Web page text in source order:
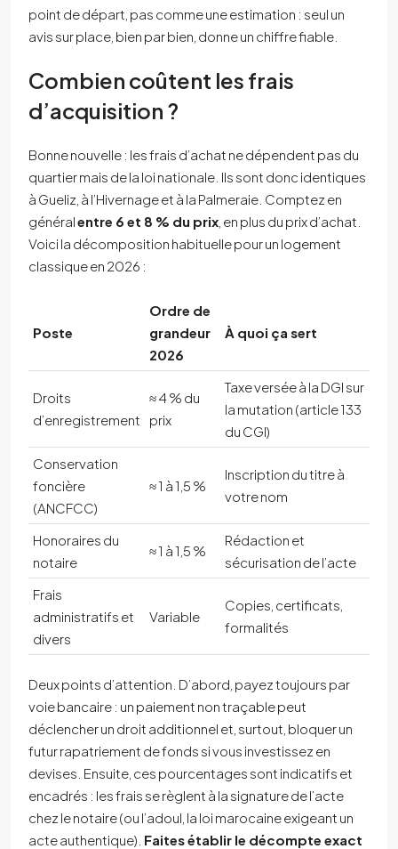
point de départ, pas comme une estimation : seul un
avis sur place, bien par bien, donne un chiffre fiable.
Combien coûtent les frais
d’acquisition ?
Bonne nouvelle : les frais d’achat ne dépendent pas du
quartier mais de la loi nationale. Ils sont donc identiques
à Gueliz, à l’Hivernage et à la Palmeraie. Comptez en
généralentre 6 et 8 % du prix , en plus du prix d’achat.
Voici la décomposition habituelle pour un logement
classique en 2026 :
Poste
Ordre de
grandeur
2026
À quoi ça sert
Droits
d’enregistrement
≈ 4 % du
prix
Taxe versée à la DGI sur
la mutation (article 133
du CGI)
Conservation
foncière
(ANCFCC)
≈ 1 à 1,5 %
Inscription du titre à
votre nom
Honoraires du
notaire
≈ 1 à 1,5 %
Rédaction et
sécurisation de l’acte
Frais
administratifs et
divers
Variable
Copies, certificats,
formalités
Deux points d’attention. D’abord, payez toujours par
voie bancaire : un paiement non traçable peut
déclencher un droit additionnel et, surtout, bloquer un
futur rapatriement de fonds si vous investissez en
devises. Ensuite, ces pourcentages sont indicatifs et
encadrés : les frais se règlent à la signature de l’acte
chez le notaire (ou l’adoul, la loi marocaine exigeant un
acte authentique). Faites établir le décompte exact